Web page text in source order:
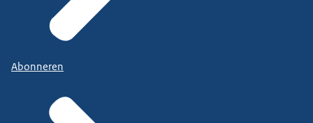
Abonneren